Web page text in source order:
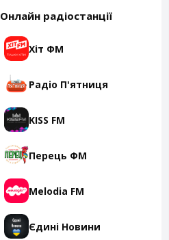
Онлайн радіостанції
Хіт ФМ
Радіо П'ятниця
KISS FM
Перець ФМ
Melodia FM
Єдині Новини